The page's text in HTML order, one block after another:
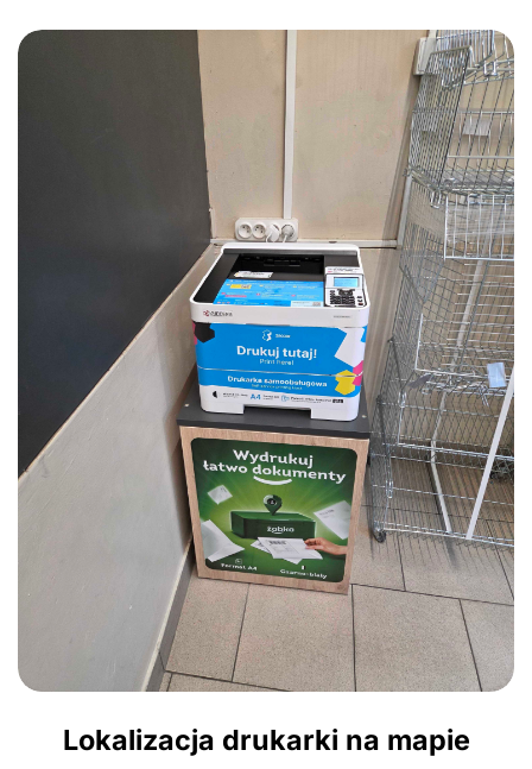
Lokalizacja drukarki na mapie